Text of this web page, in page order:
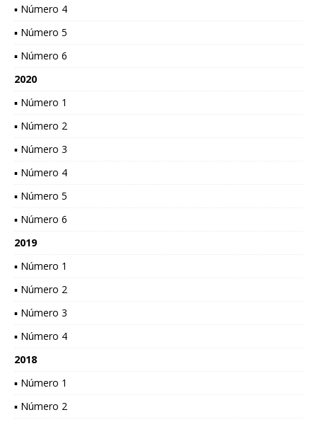
▪ Número 4
▪ Número 5
▪ Número 6
2020
▪ Número 1
▪ Número 2
▪ Número 3
▪ Número 4
▪ Número 5
▪ Número 6
2019
▪ Número 1
▪ Número 2
▪ Número 3
▪ Número 4
2018
▪ Número 1
▪ Número 2